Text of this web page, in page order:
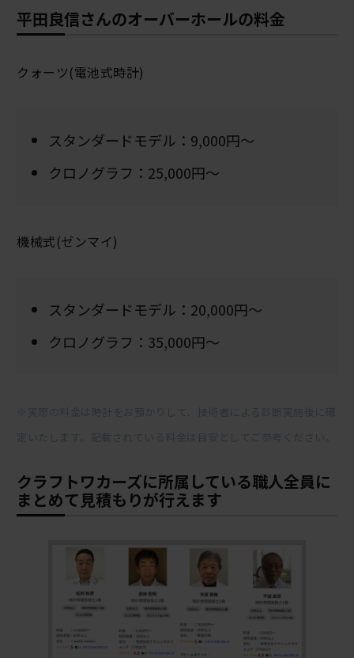
平田良信さんのオーバーホールの料金
クォーツ(電池式時計)
スタンダードモデル：9,000円～
クロノグラフ：25,000円～
機械式(ゼンマイ)
スタンダードモデル：20,000円～
クロノグラフ：35,000円～
クラフトワカーズに所属している職人全員に
まとめて見積もりが行えます